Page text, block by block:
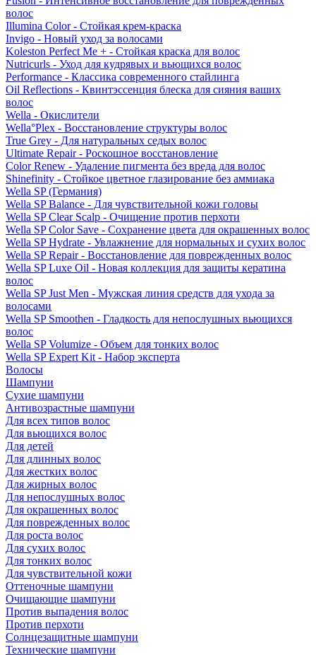
волос
Illumina Color - Стойкая крем-краска
Invigo - Новый уход за волосами
Koleston Perfect Me + - Стойкая краска для волос
Nutricurls - Уход для кудрявых и вьющихся волос
Performance - Классика современного стайлинга
Oil Reflections - Квинтэссенция блеска для сияния ваших
волос
Wella - Окислители
Wella°Plex - Восстановление структуры волос
True Grey - Для натуральных седых волос
Ultimate Repair - Роскошное восстановление
Color Renew - Удаление пигмента без вреда для волос
Shinefinity - Стойкое цветное глазирование без аммиака
Wella SP (Германия)
Wella SP Balance - Для чувствительной кожи головы
Wella SP Clear Scalp - Очищение против перхоти
Wella SP Color Save - Сохранение цвета для окрашенных волос
Wella SP Hydrate - Увлажнение для нормальных и сухих волос
Wella SP Repair - Восстановление для поврежденных волос
Wella SP Luxe Oil - Новая коллекция для защиты кератина
волос
Wella SP Just Men - Мужская линия средств для ухода за
волосами
Wella SP Smoothen - Гладкость для непослушных вьющихся
волос
Wella SP Volumize - Объем для тонких волос
Wella SP Expert Kit - Набор эксперта
Волосы
Шампуни
Сухие шампуни
Антивозрастные шампуни
Для всех типов волос
Для вьющихся волос
Для детей
Для длинных волос
Для жестких волос
Для жирных волос
Для непослушных волос
Для окрашенных волос
Для поврежденных волос
Для роста волос
Для сухих волос
Для тонких волос
Для чувствительной кожи
Оттеночные шампуни
Очищающие шампуни
Против выпадения волос
Против перхоти
Солнцезащитные шампуни
Технические шампуни